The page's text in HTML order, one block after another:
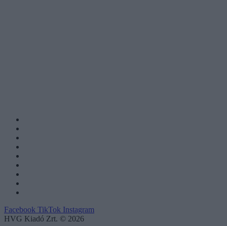
Facebook TikTok Instagram
HVG Kiadó Zrt. © 2026